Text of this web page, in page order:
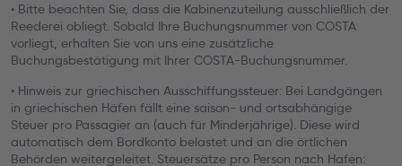
• Bitte beachten Sie, dass die Kabinenzuteilung ausschließlich der
Reederei obliegt. Sobald Ihre Buchungsnummer von COSTA
vorliegt, erhalten Sie von uns eine zusätzliche
Buchungsbestätigung mit Ihrer COSTA-Buchungsnummer.
• Hinweis zur griechischen Ausschiffungssteuer: Bei Landgängen
in griechischen Häfen fällt eine saison- und ortsabhängige
Steuer pro Passagier an (auch für Minderjährige). Diese wird
automatisch dem Bordkonto belastet und an die örtlichen
Behörden weitergeleitet. Steuersätze pro Person nach Hafen: